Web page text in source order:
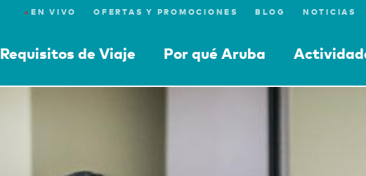
● EN VIVO OFERTAS Y PROMOCIONES BLOG NOTICIAS
Requisitos de Viaje Por qué Aruba